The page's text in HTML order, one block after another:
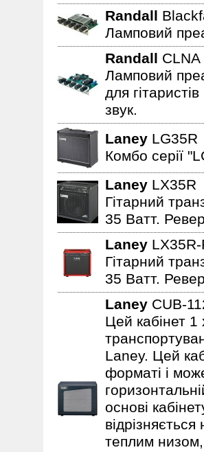
Randall
Ламповий
Randall
Ламповий
для
звук.
Laney
Комбо серії
Laney LX35R
Гітарний
35 Ватт.
Laney
Гітарний
35 Ватт.
Laney CUB-
Цей кабінет 1
Laney. Цей
форматі і
основі
теплим